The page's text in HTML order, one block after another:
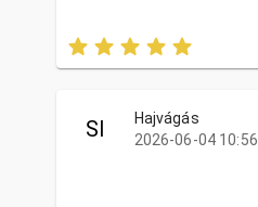
SI
Hajvágás
2026-06-04 10:56